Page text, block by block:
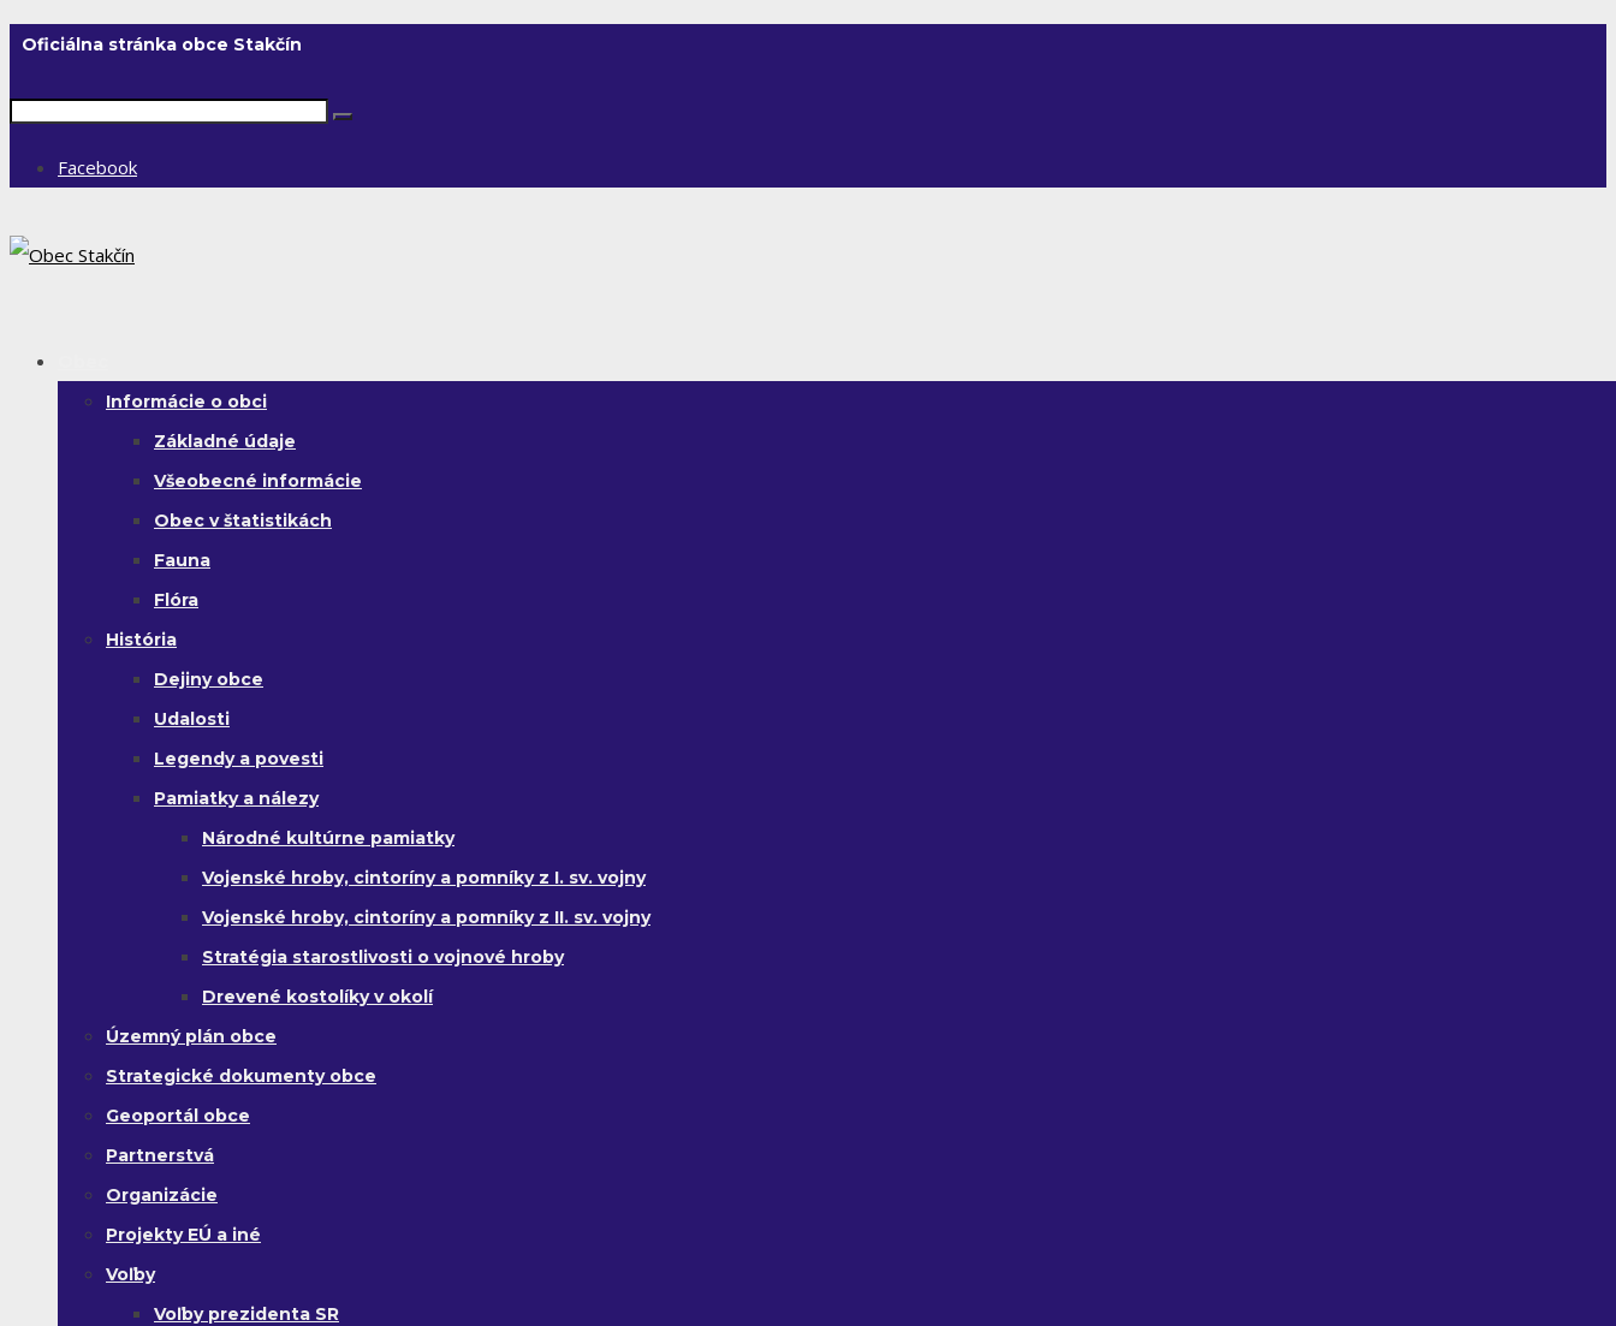
Oficiálna stránka obce Stakčín
Facebook
Informácie o obci
Základné údaje
Všeobecné informácie
Obec v štatistikách
Fauna
Flóra
História
Dejiny obce
Udalosti
Legendy a povesti
Pamiatky a nálezy
Národné kultúrne pamiatky
Vojenské hroby, cintoríny a pomníky z I. sv. vojny
Vojenské hroby, cintoríny a pomníky z II. sv. vojny
Stratégia starostlivosti o vojnové hroby
Drevené kostolíky v okolí
Územný plán obce
Strategické dokumenty obce
Geoportál obce
Partnerstvá
Organizácie
Projekty EÚ a iné
Voľby
Voľby prezidenta SR